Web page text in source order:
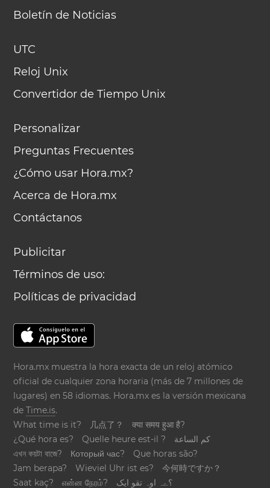
Boletín de Noticias
UTC
Reloj Unix
Convertidor de Tiempo Unix
Personalizar
Preguntas Frecuentes
¿Cómo usar Hora.mx?
Acerca de Hora.mx
Contáctanos
Publicitar
Términos de uso:
Políticas de privacidad
Hora.mx muestra la hora exacta de un reloj atómico
oficial de cualquier zona horaria (más de 7 millones de
lugares) en 58 idiomas. Hora.mx es la versión mexicana
deTime.is.
What time is it?
几点了？
क्या समय हुआ है?
¿Qué hora es?
Quelle heure est-il ?
كم الساعة
এখন কয়টা বাজে?
Который час?
Que horas são?
Jam berapa?
Wieviel Uhr ist es?
今何時ですか？
Saat kaç?
என்ன நேரம்?
؟ےہ اوہ تقو ایک